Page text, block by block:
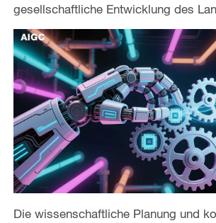
gesellschaftliche Entwicklung des
Die wissenschaftliche Planung und